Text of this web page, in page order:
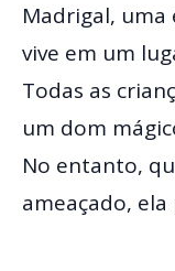
Madrigal,
vive em um
Todas as
um dom
No entanto,
ameaçado,